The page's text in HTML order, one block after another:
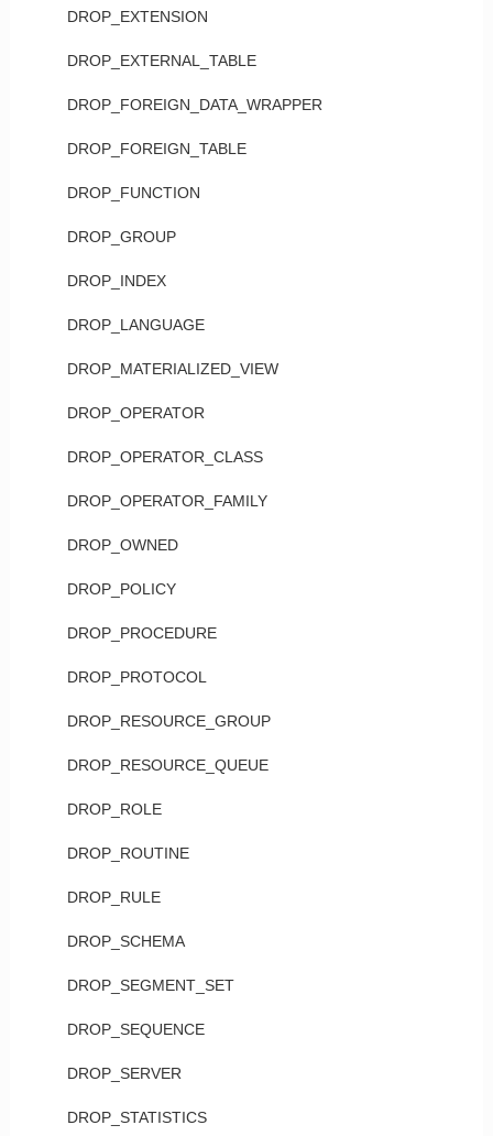
DROP_EXTENSION
DROP_EXTERNAL_TABLE
DROP_FOREIGN_DATA_WRAPPER
DROP_FOREIGN_TABLE
DROP_FUNCTION
DROP_GROUP
DROP_INDEX
DROP_LANGUAGE
DROP_MATERIALIZED_VIEW
DROP_OPERATOR
DROP_OPERATOR_CLASS
DROP_OPERATOR_FAMILY
DROP_OWNED
DROP_POLICY
DROP_PROCEDURE
DROP_PROTOCOL
DROP_RESOURCE_GROUP
DROP_RESOURCE_QUEUE
DROP_ROLE
DROP_ROUTINE
DROP_RULE
DROP_SCHEMA
DROP_SEGMENT_SET
DROP_SEQUENCE
DROP_SERVER
DROP_STATISTICS